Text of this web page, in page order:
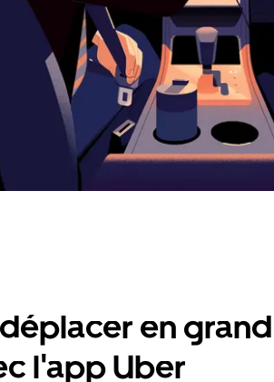
en
l'app Uber